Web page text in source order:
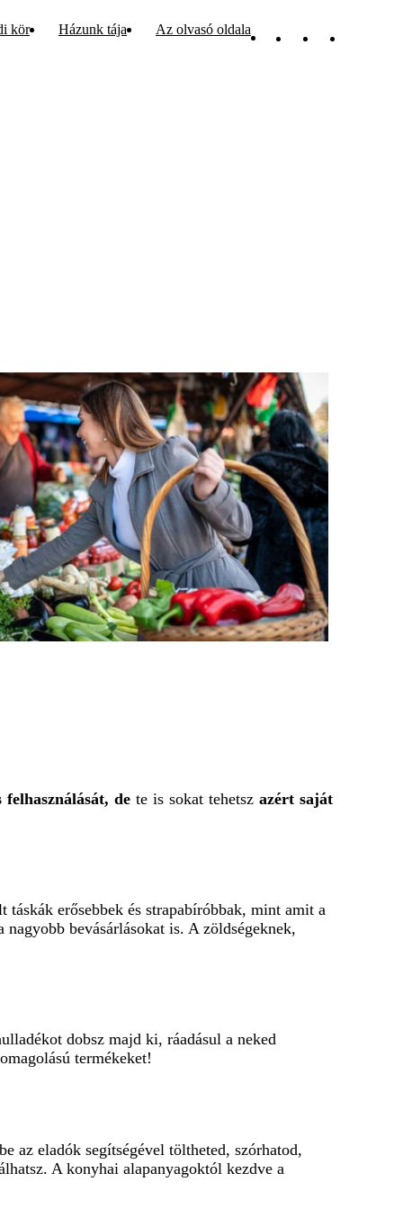
kör Házunk tája Az olvasó oldala
felhasználását, dete is sokat tehetsz azért saját
erősebbek és strapabíróbbak, mint amit a
bevásárlásokat is. A zöldségeknek,
dobsz majd ki, ráadásul a neked
termékeket!
az eladók segítségével töltheted, szórhatod,
A konyhai alapanyagoktól kezdve a